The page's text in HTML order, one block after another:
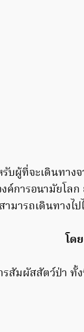
บผู้ที่จะเดินทางจ
งค์การอนามัยโล
ามารถเดินทางไป
โด
รสัมผัสสัตว์ป่า ทั้